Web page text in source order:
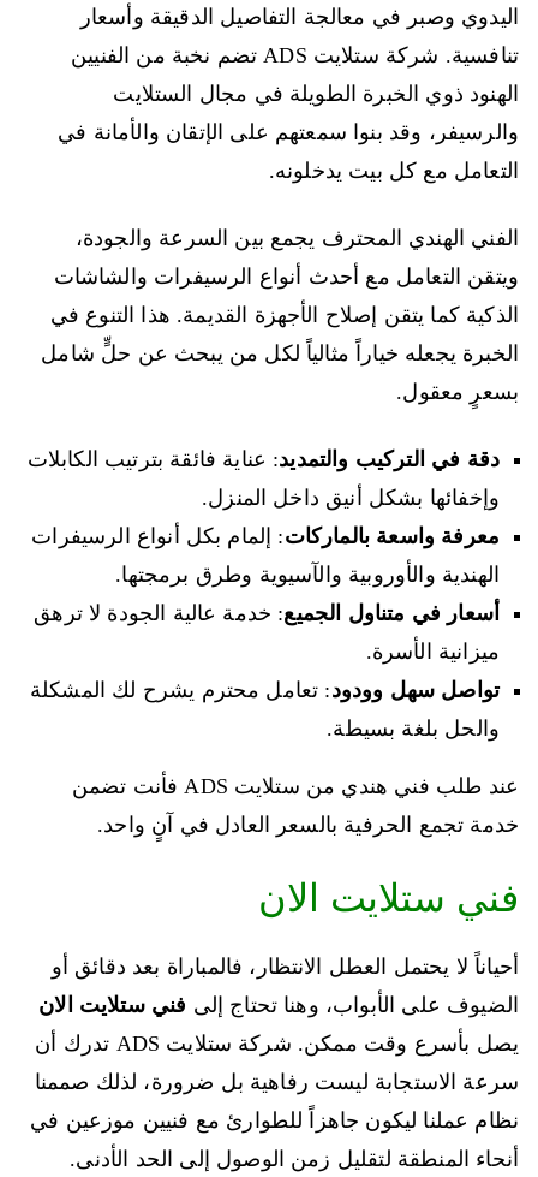
اليدوي وصبر في معالجة التفاصيل الدقيقة وأسعار
تنافسية. شركة ستلايت ADS تضم نخبة من الفنيين
الهنود ذوي الخبرة الطويلة في مجال الستلايت
والرسيفر، وقد بنوا سمعتهم على الإتقان والأمانة في
التعامل مع كل بيت يدخلونه.
الفني الهندي المحترف يجمع بين السرعة والجودة،
ويتقن التعامل مع أحدث أنواع الرسيفرات والشاشات
الذكية كما يتقن إصلاح الأجهزة القديمة. هذا التنوع في
الخبرة يجعله خياراً مثالياً لكل من يبحث عن حلٍّ شامل
بسعرٍ معقول.
دقة في التركيب والتمديد: عناية فائقة بترتيب الكابلات
وإخفائها بشكل أنيق داخل المنزل.
معرفة واسعة بالماركات: إلمام بكل أنواع الرسيفرات
الهندية والأوروبية والآسيوية وطرق برمجتها.
أسعار في متناول الجميع: خدمة عالية الجودة لا ترهق
ميزانية الأسرة.
تواصل سهل وودود: تعامل محترم يشرح لك المشكلة
والحل بلغة بسيطة.
عند طلب فني هندي من ستلايت ADS فأنت تضمن
خدمة تجمع الحرفية بالسعر العادل في آنٍ واحد.
فني ستلايت الان
أحياناً لا يحتمل العطل الانتظار، فالمباراة بعد دقائق أو
الضيوف على الأبواب، وهنا تحتاج إلى فني ستلايت الان
يصل بأسرع وقت ممكن. شركة ستلايت ADS تدرك أن
سرعة الاستجابة ليست رفاهية بل ضرورة، لذلك صممنا
نظام عملنا ليكون جاهزاً للطوارئ مع فنيين موزعين في
أنحاء المنطقة لتقليل زمن الوصول إلى الحد الأدنى.